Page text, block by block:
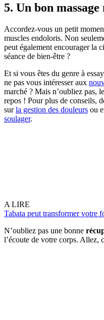
5. Un bon
Accordez-vous un petit
muscles endoloris. Non
peut également encourager la
séance de bien-être ?
Et si vous êtes du genre à
ne pas vous intéresser aux
marché ? Mais n’oubliez pas,
repos ! Pour plus de conseils,
surla gestion des douleurs ou
soulager.
A LIRE
Tabata peut transformer votre
N’oubliez pas une bonne
l’écoute de votre corps. Allez,